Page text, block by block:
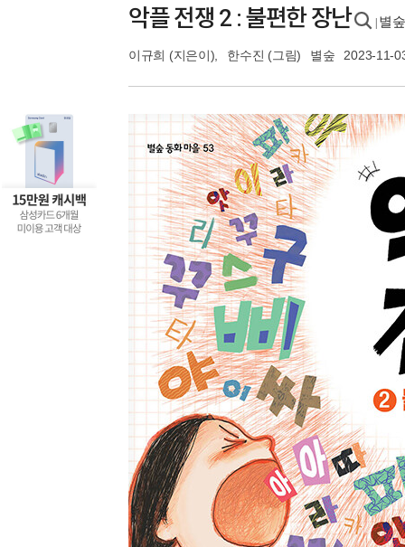
악플 전쟁 2 : 불편한 장난 별
이규희 (지은이), 한수진 (그림) 별숲 2023-11-